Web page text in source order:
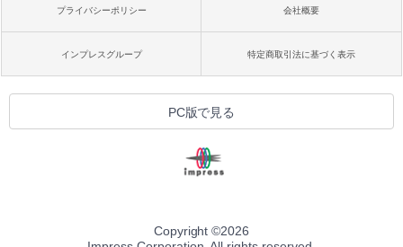
プライバシーポリシー 会社概要
インプレスグループ 特定商取引法に基づく表示
PC版で見る
Copyright ©2026